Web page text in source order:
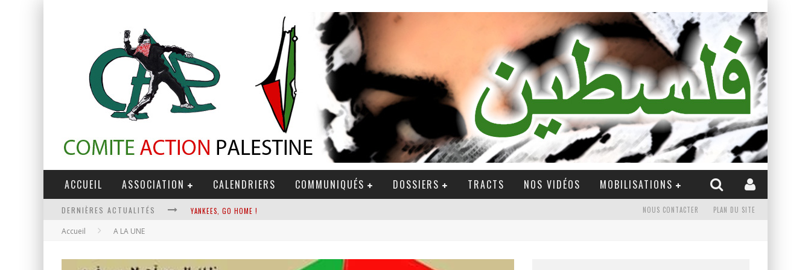
ACCUEIL ASSOCIATION CALENDRIERS COMMUNIQUÉS DOSSIERS TRACTS NOS VIDÉOS MOBILISATIONS
DERNIÈRES ACTUALITÉS YANKEES, GO HOME !
LA RÉVOLUTION OU RIEN
NOUS CONTACTER PLAN DU SITE
Accueil A LA UNE